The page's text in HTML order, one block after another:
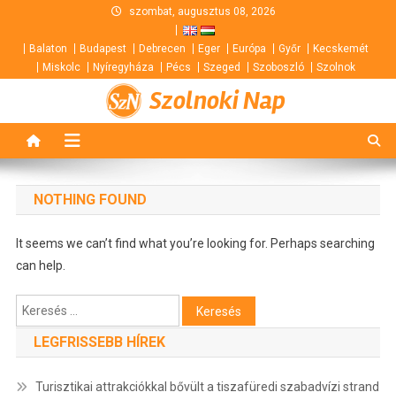
content
szombat, augusztus 08, 2026
Balaton Budapest Debrecen Eger Európa Győr
Kecskemét
Miskolc
Nyíregyháza Pécs Szeged Szoboszló Szolnok
Szolnoki Nap
NOTHING FOUND
It seems we can’t find what you’re looking for. Perhaps searching
can help.
Keresés:
LEGFRISSEBB HÍREK
Turisztikai attrakciókkal bővült a tiszafüredi szabadvízi strand